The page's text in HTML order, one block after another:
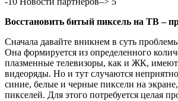
Восстановить битый пиксель на ТВ –
Сначала давайте вникнем в суть
Она формируется из определенного
плазменные телевизоры, как и ЖК, имеют
видеоряды. Но и тут случаются
синие, белые и черные пиксели на
пикселей. Для этого потребуется целая